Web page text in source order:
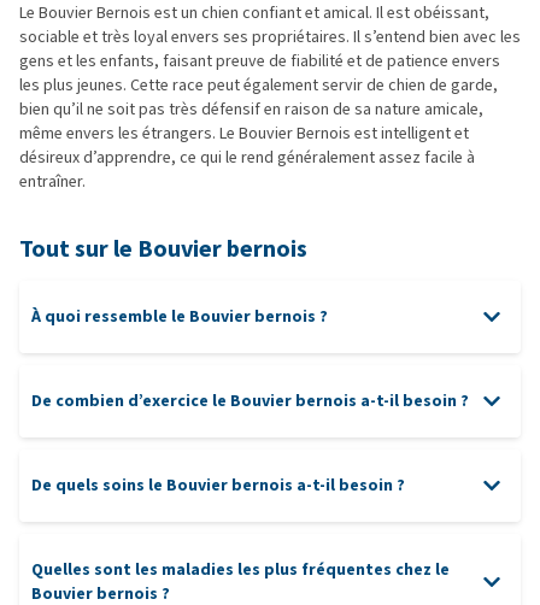
Le Bouvier Bernois est un chien confiant et amical. Il est obéissant,
sociable et très loyal envers ses propriétaires. Il s’entend bien avec les
gens et les enfants, faisant preuve de fiabilité et de patience envers
les plus jeunes. Cette race peut également servir de chien de garde,
bien qu’il ne soit pas très défensif en raison de sa nature amicale,
même envers les étrangers. Le Bouvier Bernois est intelligent et
désireux d’apprendre, ce qui le rend généralement assez facile à
entraîner.
Tout sur le Bouvier bernois
À quoi ressemble le Bouvier bernois ?
De combien d’exercice le Bouvier bernois a-t-il besoin ?
De quels soins le Bouvier bernois a-t-il besoin ?
Quelles sont les maladies les plus fréquentes chez le
Bouvier bernois ?